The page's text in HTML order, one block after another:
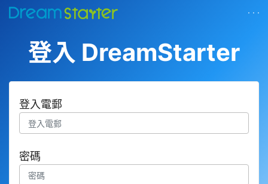
· · ·
登入 DreamStarter
登入電郵
密碼